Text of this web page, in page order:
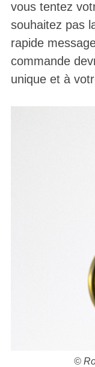
vous tentez
souhaitez pas
rapide
commande
unique et à
©